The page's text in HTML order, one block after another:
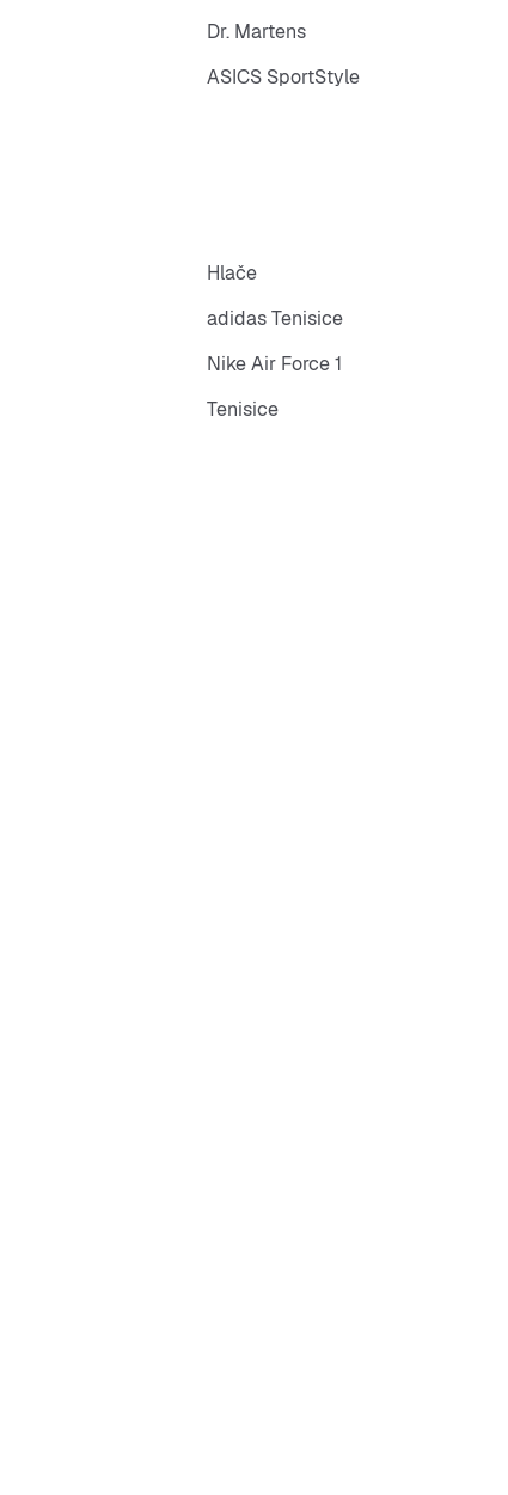
Dr. Martens
ASICS SportStyle
Hlače
adidas Tenisice
Nike Air Force 1
Tenisice